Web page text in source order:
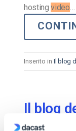
hostingvideo
Inserito in Il blog
Il blog